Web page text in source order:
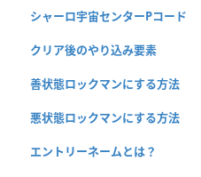
シャーロ宇宙センターPコード
クリア後のやり込み要素
善状態ロックマンにする方法
悪状態ロックマンにする方法
エントリーネームとは？